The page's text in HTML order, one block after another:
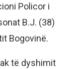
Policor i
B.J. (38)
Bogovinë.
të dyshimit